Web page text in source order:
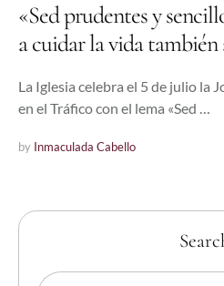
«Sed prudentes y
a cuidar la vida también
La Iglesia celebra el 5 de julio la
en el Tráfico con el lema «Sed …
by Inmaculada Cabello